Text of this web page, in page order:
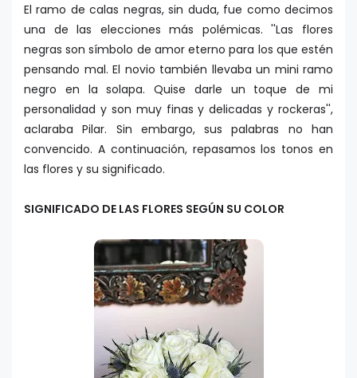
El ramo de calas negras, sin duda, fue como decimos
una de las elecciones más polémicas. ''Las flores
negras son símbolo de amor eterno para los que estén
pensando mal. El novio también llevaba un mini ramo
negro en la solapa. Quise darle un toque de mi
personalidad y son muy finas y delicadas y rockeras'',
aclaraba Pilar. Sin embargo, sus palabras no han
convencido. A continuación, repasamos los tonos en
las flores y su significado.
SIGNIFICADO DE LAS FLORES SEGÚN SU COLOR